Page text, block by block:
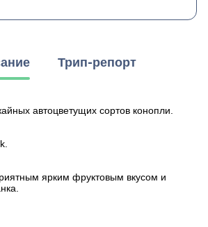
Трип-репорт
автоцветущих сортов конопли.
ярким фруктовым вкусом и